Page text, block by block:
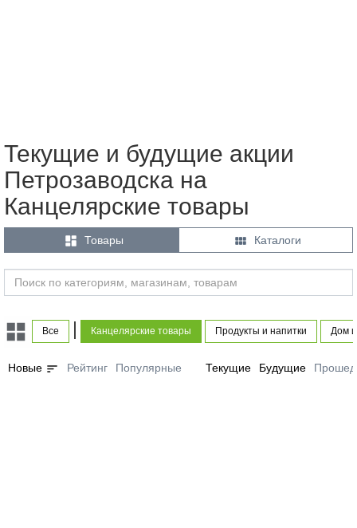
Текущие и будущие акции
Петрозаводска на
Канцелярские товары
 Товары  Каталоги
Все Канцелярские товары Продукты и напитки Дом
Новые sort Рейтинг Популярные Текущие Будущие